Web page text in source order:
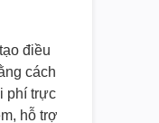
điều
cách
phí trực
hỗ trợ